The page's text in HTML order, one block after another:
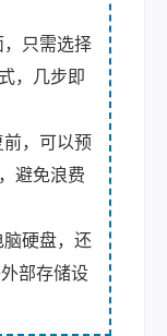
，只需选择
，几步即
前，可以预
避免浪费
硬盘，还
部存储设